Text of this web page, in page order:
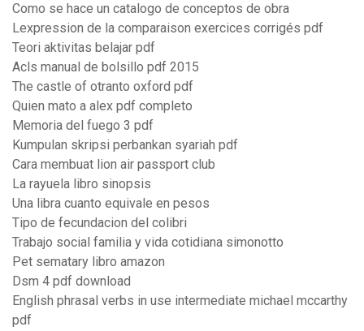
Como se hace un catalogo de conceptos de obra
Lexpression de la comparaison exercices corrigés pdf
Teori aktivitas belajar pdf
Acls manual de bolsillo pdf 2015
The castle of otranto oxford pdf
Quien mato a alex pdf completo
Memoria del fuego 3 pdf
Kumpulan skripsi perbankan syariah pdf
Cara membuat lion air passport club
La rayuela libro sinopsis
Una libra cuanto equivale en pesos
Tipo de fecundacion del colibri
Trabajo social familia y vida cotidiana simonotto
Pet sematary libro amazon
Dsm 4 pdf download
English phrasal verbs in use intermediate michael mccarthy
pdf